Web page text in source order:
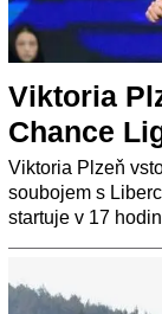
Viktoria
Chance
Viktoria Plzeň
soubojem s
startuje v 17